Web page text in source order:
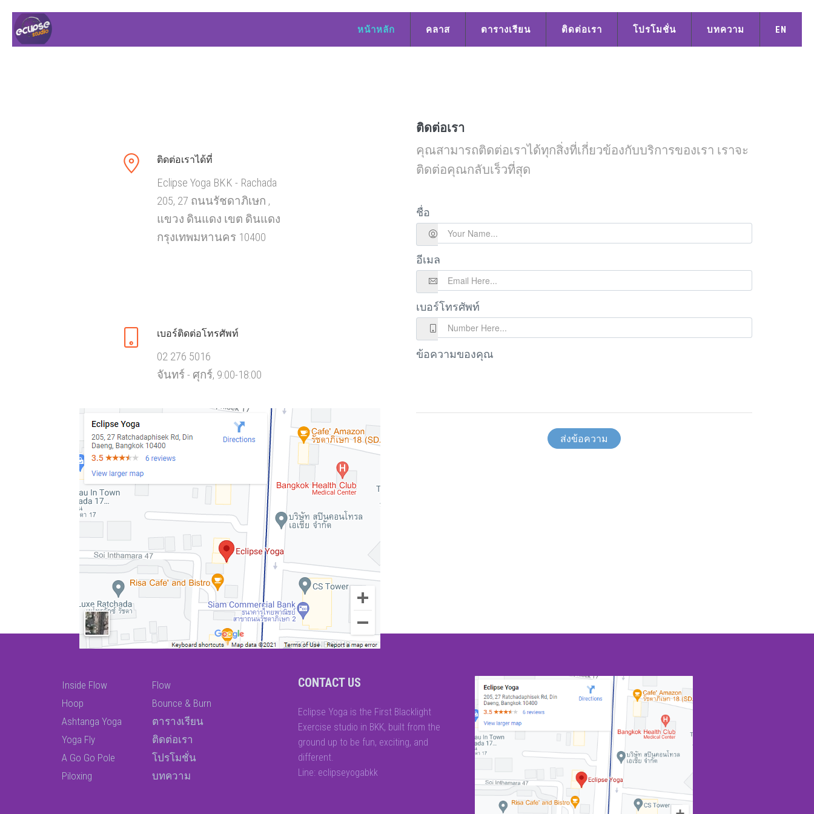
หน้าหลัก คลาส ตารางเรียน ติดต่อเรา โปรโมชั่น บทความ EN
ติดต่อเราได้ที่
Eclipse Yoga BKK - Rachada
205, 27 ถนนรัชดาภิเษก ,
แขวง ดินแดง เขต ดินแดง
กรุงเทพมหานคร 10400
เบอร์ติดต่อโทรศัพท์
02 276 5016
จันทร์ - ศุกร์, 9:00-18:00
ติดต่อเรา
คุณสามารถติดต่อเราได้ทุกสิ่งที่เกี่ยวข้องกับบริการของเรา เราจะ
ติดต่อคุณกลับเร็วที่สุด
ชื่อ
อีเมล
เบอร์โทรศัพท์
ข้อความของคุณ
Inside Flow
Hoop
Ashtanga Yoga
Yoga Fly
A Go Go Pole
Piloxing
Flow
Bounce & Burn
ตารางเรียน
ติดต่อเรา
โปรโมชั่น
บทความ
CONTACT US
Eclipse Yoga is the First Blacklight
Exercise studio in BKK, built from the
ground up to be fun, exciting, and
different.
Line: eclipseyogabkk